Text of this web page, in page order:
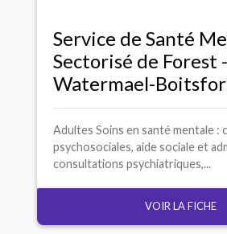
Service de Santé
Sectorisé de Forest
Watermael-
Adultes Soins en santé mentale :
psychosociales, aide sociale et
consultations psychiatriques,...
VOIR LA FICHE